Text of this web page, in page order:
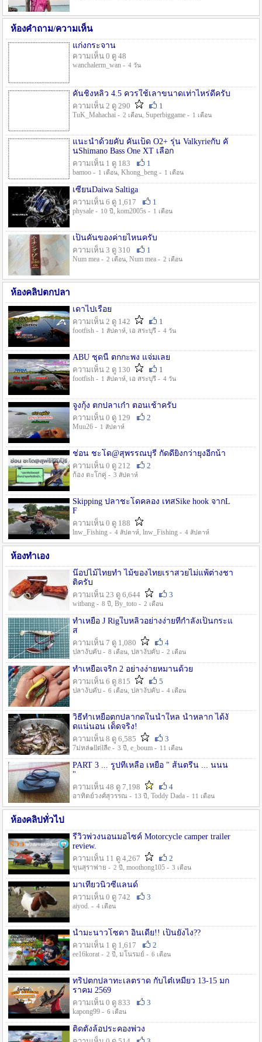
ห้องคำถาม/ความเห็น
แก่งกระจาน
ความเห็น 0 ดู 48
wanchalerm_wan - 4 วัน
คันชิงหลิว 4.5 ควรใช้เลาขนาดเท่าไหร่ดีครับ
ความเห็น 2 ดู 290
1
TuK_Mahachai - 2 เดือน, Superbiggame - 1 เดือน
แนะนำด้วยคับ คันเบ็ด O2+ รุ่น Valkyrieกับ คั
นShimano Bass One XT เลือก
ความเห็น 1 ดู 183
1
bamoo - 1 เดือน, Khong_beng - 1 เดือน
เซียนDaiwa Saltiga
ความเห็น 6 ดู 1,617
1
physale - 10 ปี , kom2005s - 1 เดือน
เป็นคันของค่ายไหนครับ
ความเห็น 3 ดู 310
1
Num mea - 2 เดือน, Num mea - 2 เดือน
ห้องคลิปตกปลา
เดาไปเรื่อย
ความเห็น 2 ดู 142
1
footfish - 1 สัปดาห์, เอ สระบุรี - 4 วัน
ABU ชุดนี้ ตกกะพง แจ่มเลย
ความเห็น 2 ดู 130
1
footfish - 1 สัปดาห์, เอ สระบุรี - 4 วัน
จูงกุ้ง ตกปลาเก๋า ตอนเช้าครับ
ความเห็น 0 ดู 129
2
Muu26 - 1 สัปดาห์
ช่อน ชะโด@สุพรรณบุรี กัดดียิ่งกว่ายุงอีกน้า
ความเห็น 0 ดู 212
2
ก้อง ตะโกคู่ - 3 สัปดาห์
Skipping ปลาชะโดคลอง เทสSike hook จากL
F
ความเห็น 0 ดู 188
lnw_Fishing - 4 สัปดาห์, lnw_Fishing - 4 สัปดาห์
ห้องทำเอง
น๊อปไม้ไทยทำ ไม้ของไทยเราสวยไม่แพ้ต่างชา
ติครับ
ความเห็น 23 ดู 6,644
3
witbang - 8 ปี , By_toto - 2 เดือน
ทำเหยื่อ J Rigใบหลิวอย่างง่ายที่กำลังเป็นกระแ
ส
ความเห็น 7 ดู 1,080
4
ปลางับคับ - 8 เดือน, ปลางับคับ - 2 เดือน
ทำเหยื่อเจริก 2 อย่างง่ายหมานด้วย
ความเห็น 6 ดู 815
5
ปลางับคับ - 6 เดือน, ปลางับคับ - 4 เดือน
วิธีทำเหยื่อตกปลากดในน้ำใหล น้ำหลาก ได้งั
ดแน่นอน เด็ดจริง!
ความเห็น 8 ดู 6,585
3
7ม่หล่๑llต่lลีe - 3 ปี , e_boum - 11 เดือน
PART 3 ... รูปที่เหลือ เหยื่อ " ส้นตรีน ... นนน
"
ความเห็น 48 ดู 7,198
4
อาทิตย์วงศ์สุวรรณ - 13 ปี , Toddy Dada - 11 เดือน
ห้องคลิปทั่วไป
รีวิวพ่วงนอนมอไซค์ Motorcycle camper trailer
review.
ความเห็น 11 ดู 4,267
2
ขุนสุราพ่าย - 2 ปี , moothong105 - 3 เดือน
มาเที่ยวนิวซีแลนด์
ความเห็น 0 ดู 742
3
aiyod. - 4 เดือน
น้ำมะนาวโซดา อินเดีย!! เป็นยังไง??
ความเห็น 1 ดู 1,617
2
ee16korat - 2 ปี , มโนรมย์ - 6 เดือน
ทริปตกปลาทะเลตราด กับไต๋เหมี่ยว 13-15 มก
ราคม 2569
ความเห็น 0 ดู 833
3
kapong99 - 6 เดือน
ติดตั้งล้อประคองพ่วง